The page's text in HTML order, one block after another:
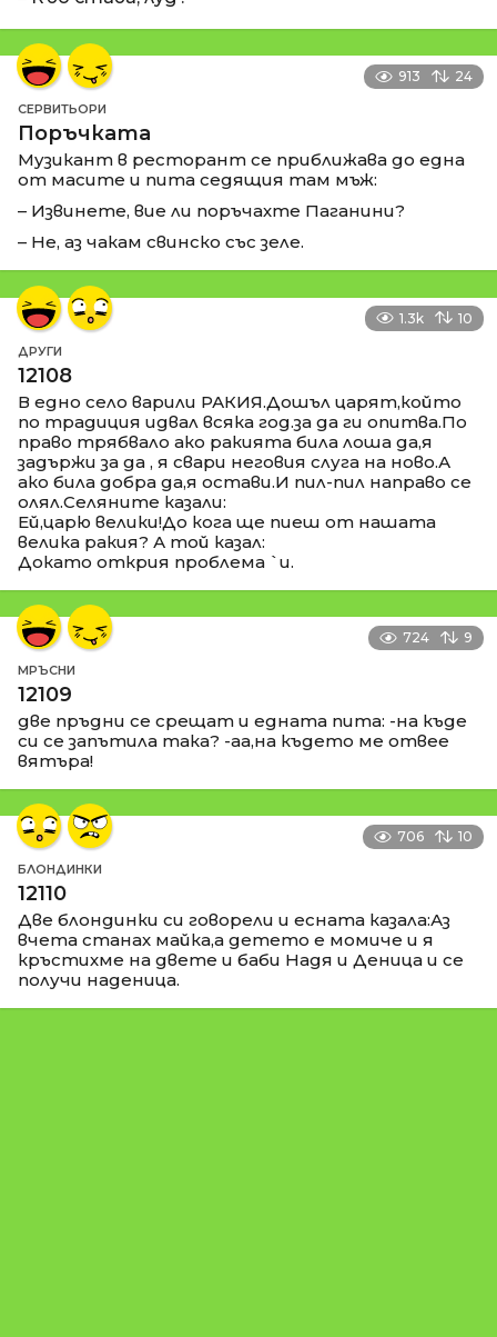
913 24
СЕРВИТЬОРИ
Поръчката
Музикант в ресторант се приближава до една
от масите и пита седящия там мъж:
– Извинете, вие ли поръчахте Паганини?
– Не, аз чакам свинско със зеле.
1.3k 10
ДРУГИ
12108
В едно село варили РАКИЯ.Дошъл царят,който
по традиция идвал всяка год.за да ги опитва.По
право трябвало ако ракията била лоша да,я
задържи за да , я свари неговия слуга на ново.А
ако била добра да,я остави.И пил-пил направо се
олял.Селяните казали:
Ей,царю велики!До кога ще пиеш от нашата
велика ракия? А той казал:
Докато открия проблема `и.
724 9
МРЪСНИ
12109
две пръдни се срещат и едната пита: -на къде
си се запътила така? -аа,на където ме отвее
вятъра!
706 10
БЛОНДИНКИ
12110
Две блондинки си говорели и есната казала:Аз
вчета станах майка,а детето е момиче и я
кръстихме на двете и баби Надя и Деница и се
получи наденица.